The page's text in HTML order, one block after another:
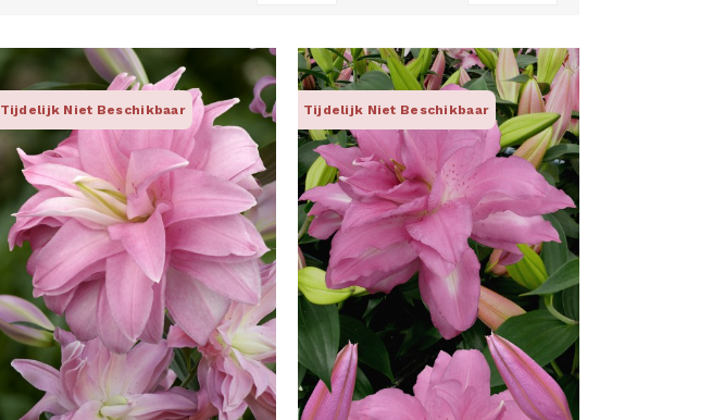
Tijdelijk Niet Beschikbaar Tijdelijk Niet Beschikbaar